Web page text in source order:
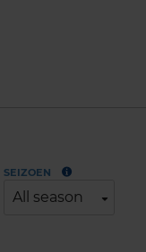
SEIZOEN
All season